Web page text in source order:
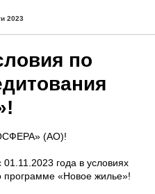
2023
по
(АО)!
года в условиях
программе «Новое жилье»!